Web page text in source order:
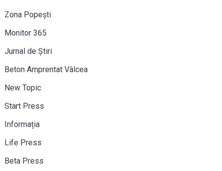
Zona Popești
Monitor 365
Jurnal de Știri
Beton Amprentat Vâlcea
New Topic
Start Press
Informația
Life Press
Beta Press